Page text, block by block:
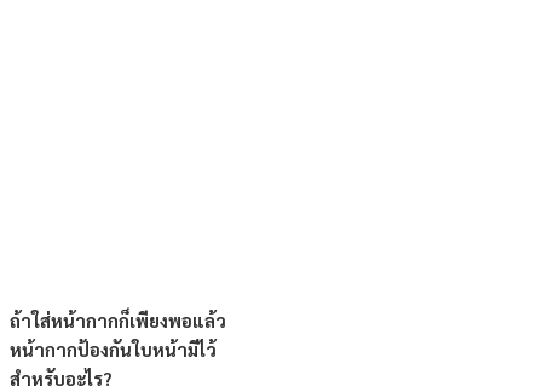
ถ้าใส่หน้ากากก็เพียงพอแล้ว
หน้ากากป้องกันใบหน้ามีไว้
สำหรับอะไร?